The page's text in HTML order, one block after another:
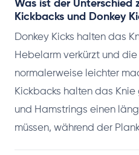
Was ist der Unterschied
Kickbacks und Donkey
Donkey Kicks halten das
Hebelarm verkürzt und
normalerweise leichter
Kickbacks halten das
und Hamstrings einen
müssen, während der